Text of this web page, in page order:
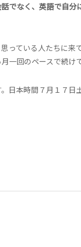
でなく、英語で自分
っている人たちに来
一回のペースで続け
日本時間７月１７